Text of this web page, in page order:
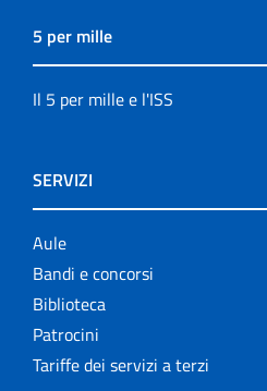
5 per mille
Il 5 per mille e l'ISS
SERVIZI
Aule
Bandi e concorsi
Biblioteca
Patrocini
Tariffe dei servizi a terzi